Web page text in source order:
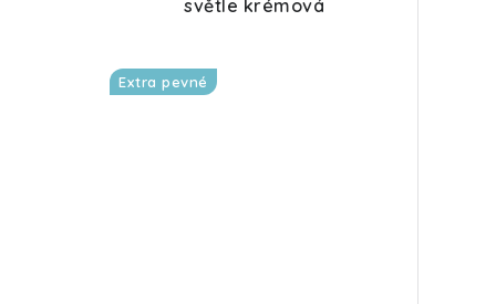
světle krémová
Extra pevné